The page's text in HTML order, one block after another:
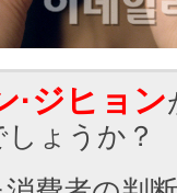
·ジヒョン
ょうか？